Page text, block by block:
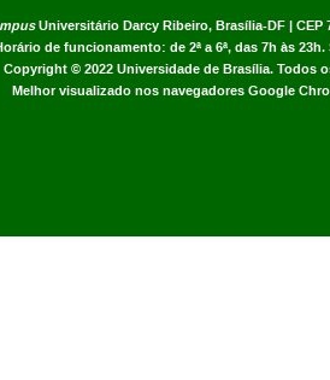
Universitário Darcy Ribeiro, Brasília-DF | CEP
de funcionamento: de 2ª a 6ª, das 7h às
Copyright © 2022 Universidade de Brasília. Todos
Melhor visualizado nos navegadores Google